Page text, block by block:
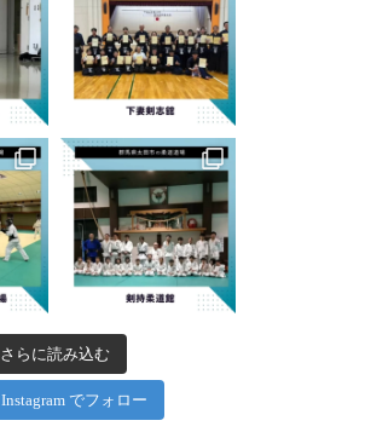
さらに読み込む
Instagram でフォロー